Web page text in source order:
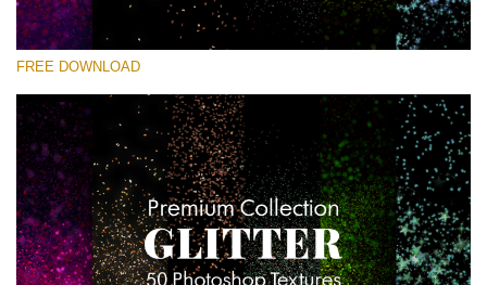
選んでください
Small 800*533px
Universe Stars Glitters
(50 Textures)
Large 6000*4000px
Entire Collection
FREE DOWNLOAD